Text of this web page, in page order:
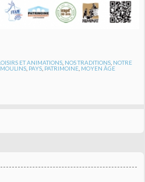
ET ANIMATIONS, NOS TRADITIONS, NOTRE
MOULINS PAYS PATRIMOINE MOYEN ÂGE